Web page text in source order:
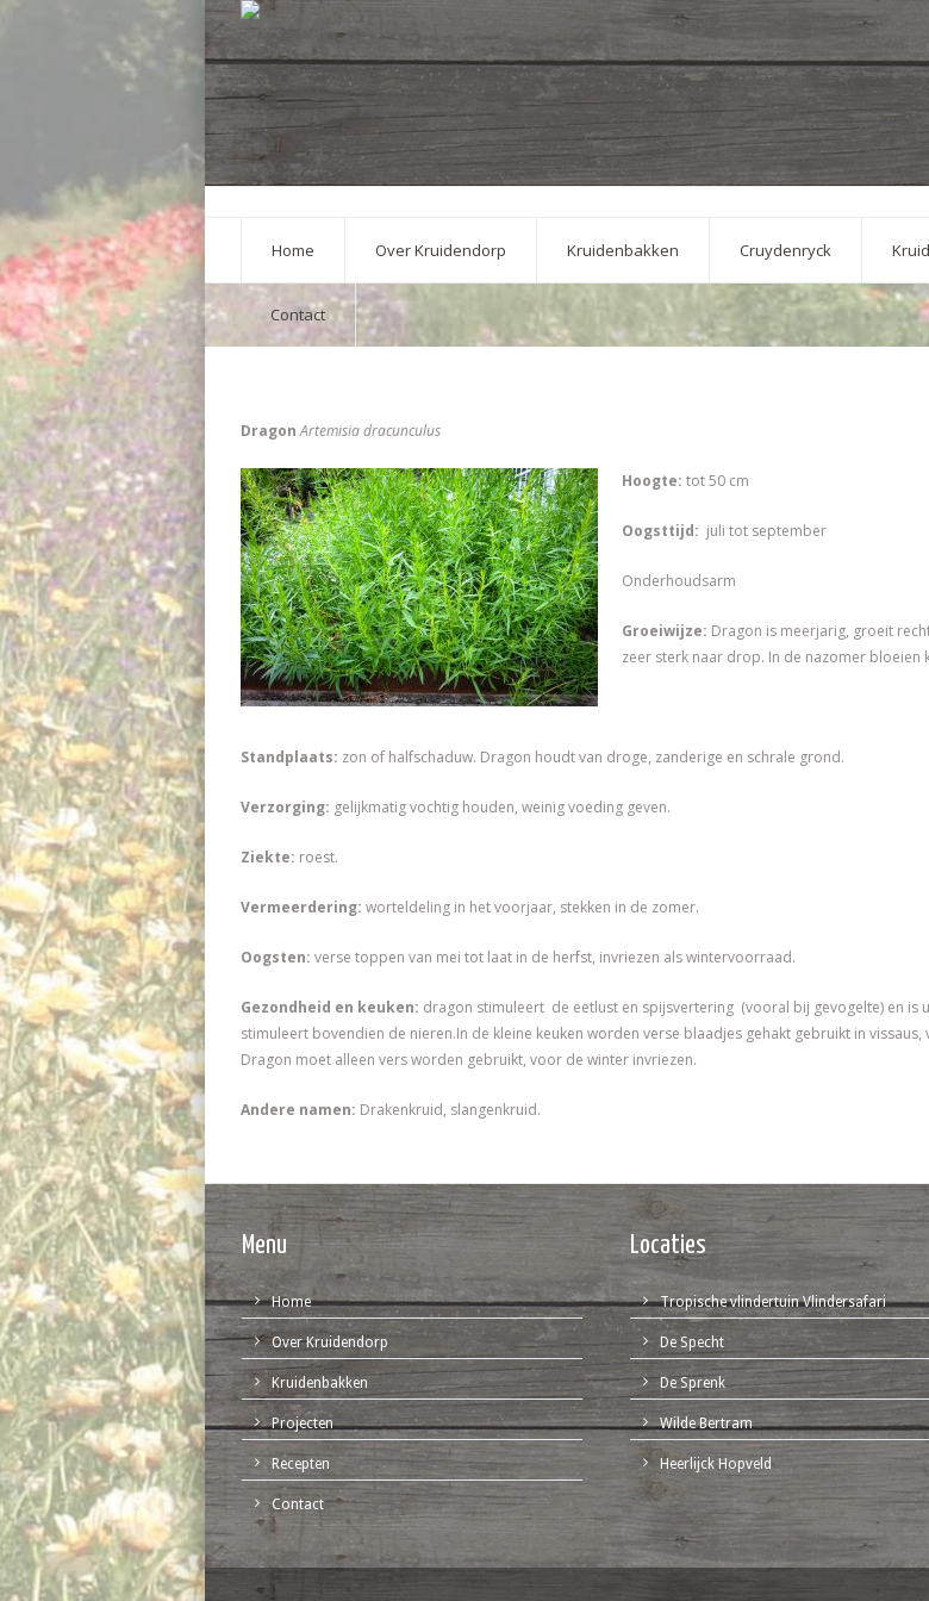
Home Over Kruidendorp Kruidenbakken Cruydenryck
Contact
Dragon Artemisia dracunculus
Hoogte: tot 50 cm
Oogsttijd: juli tot september
Onderhoudsarm
Groeiwijze: Dragon is meerjarig, groeit
zeer sterk naar drop. In de nazomer bloeien
Standplaats: zon of halfschaduw. Dragon houdt van droge, zanderige en schrale grond.
Verzorging: gelijkmatig vochtig houden, weinig voeding geven.
Ziekte: roest.
Vermeerdering: worteldeling in het voorjaar, stekken in de zomer.
Oogsten: verse toppen van mei tot laat in de herfst, invriezen als wintervoorraad.
Gezondheid en keuken: dragon stimuleert de eetlust en spijsvertering (vooral bij gevogelte) en is
stimuleert bovendien de nieren.In de kleine keuken worden verse blaadjes gehakt gebruikt in
Dragon moet alleen vers worden gebruikt, voor de winter invriezen.
Andere namen: Drakenkruid, slangenkruid.
Menu
Home
Over Kruidendorp
Kruidenbakken
Projecten
Recepten
Contact
Locaties
Tropische vlindertuin Vlindersafari
De Specht
De Sprenk
Wilde Bertram
Heerlijck Hopveld